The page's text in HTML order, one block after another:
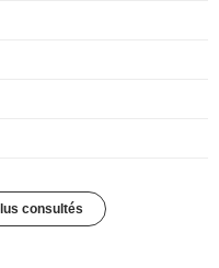
consultés